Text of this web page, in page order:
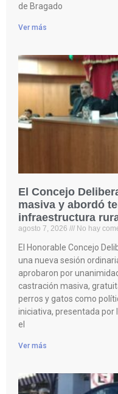
de Bragado
Ver más
El Concejo
masiva y abordó
infraestructura
agosto 7, 2026 No hay
El Honorable Concejo
una nueva sesión
aprobaron por
castración masiva,
perros y gatos como
iniciativa, presentada por
el
Ver más